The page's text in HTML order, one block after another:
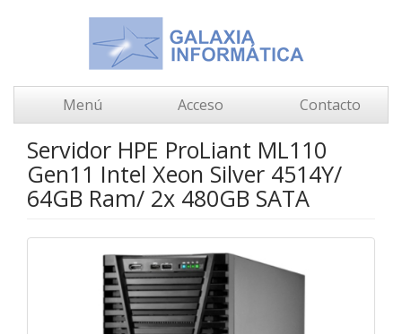
Menú Acceso Contacto
Servidor HPE ProLiant ML110
Gen11 Intel Xeon Silver 4514Y/
64GB Ram/ 2x 480GB SATA